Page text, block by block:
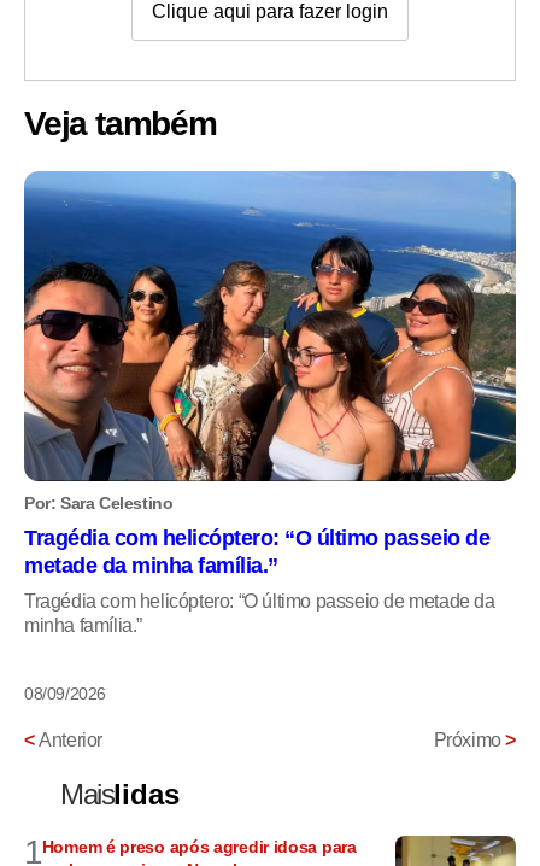
Clique aqui para fazer login
Veja também
Por: Sara Celestino
Tragédia com helicóptero: “O último passeio de
metade da minha família.”
Tragédia com helicóptero: “O último passeio de metade da
minha família.”
08/09/2026
<Anterior Próximo>
Maislidas
1Homem é preso após agredir idosa para